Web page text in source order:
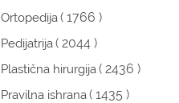
Ortopedija( 1766 )
Pedijatrija( 2044 )
Plastična hirurgija( 2436 )
Pravilna ishrana( 1435 )